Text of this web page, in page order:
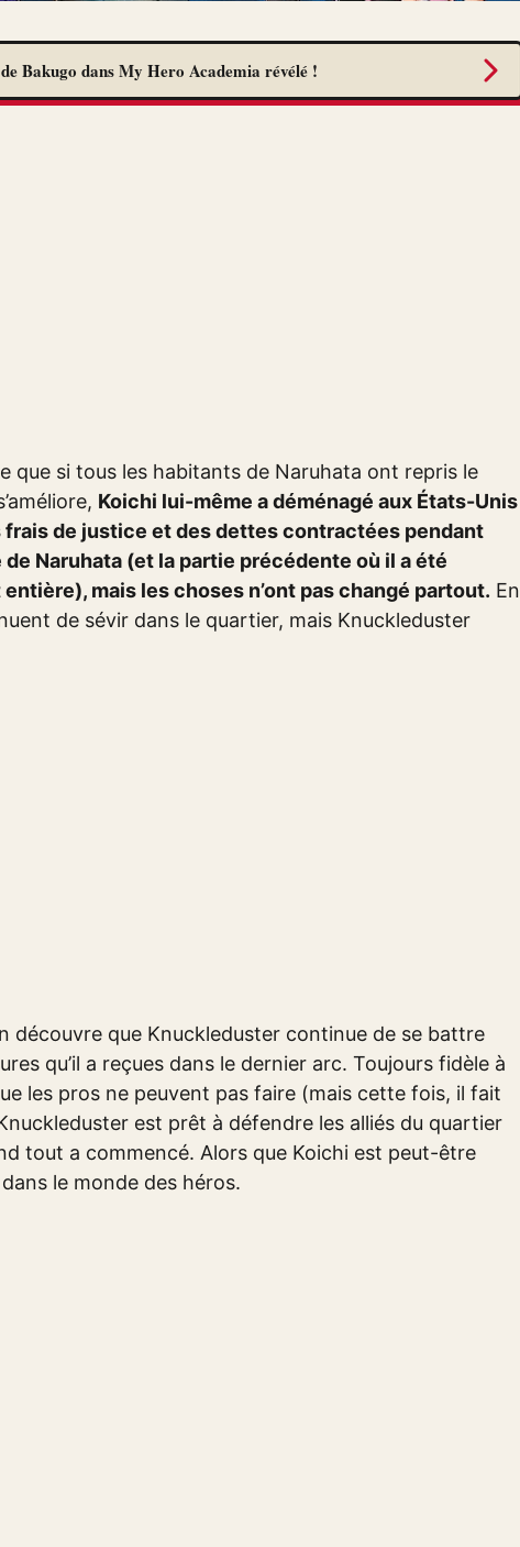
Bakugo dans My Hero Academia révélé !
que si tous les habitants de Naruhata ont repris le
Koichi lui-même a déménagé aux États-Unis
de justice et des dettes contractées pendant
Naruhata (et la partie précédente où il a été
mais les choses n’ont pas changé partout. En
de sévir dans le quartier, mais Knuckleduster
découvre que Knuckleduster continue de se battre
qu’il a reçues dans le dernier arc. Toujours fidèle à
les pros ne peuvent pas faire (mais cette fois, il fait
est prêt à défendre les alliés du quartier
tout a commencé. Alors que Koichi est peut-être
le monde des héros.